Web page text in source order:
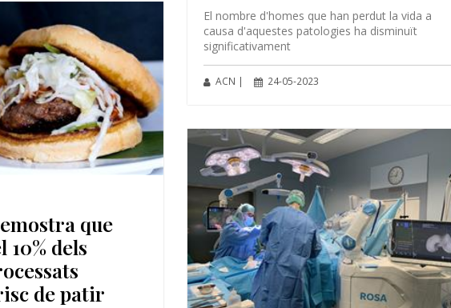
El nombre d'homes que han perdut la vida a
causa d'aquestes patologies ha disminuït
significativament
ACN | 24-05-2023
que
dels
de patir